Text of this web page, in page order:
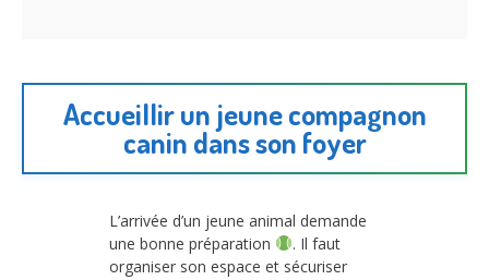
Accueillir un jeune compagnon
canin dans son foyer
L’arrivée d’un jeune animal demande
une bonne préparation
. Il faut
organiser son espace et sécuriser